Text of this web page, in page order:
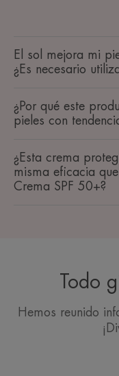
El sol mejora mi
¿Es necesario
¿Por qué este
pieles con
¿Esta crema
misma eficacia
Crema SPF 50+?
Todo
Hemos reunido